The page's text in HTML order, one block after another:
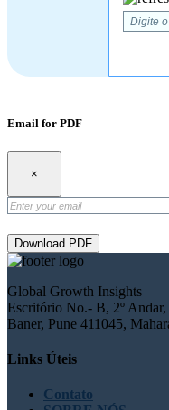
Email for PDF
×
Download PDF
Global Growth Insights
Escritório No.- B, 2º
Baner, Pune 411045,
Links Úteis
Contato